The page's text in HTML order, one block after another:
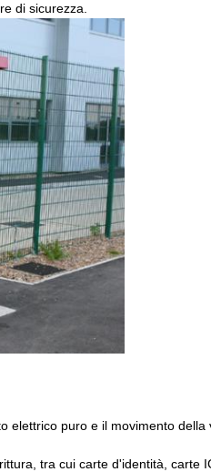
di sicurezza.
elettrico puro e il movimento della
tra cui carte d'identità, carte